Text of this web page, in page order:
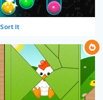
Sort It